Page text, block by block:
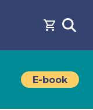
E-book